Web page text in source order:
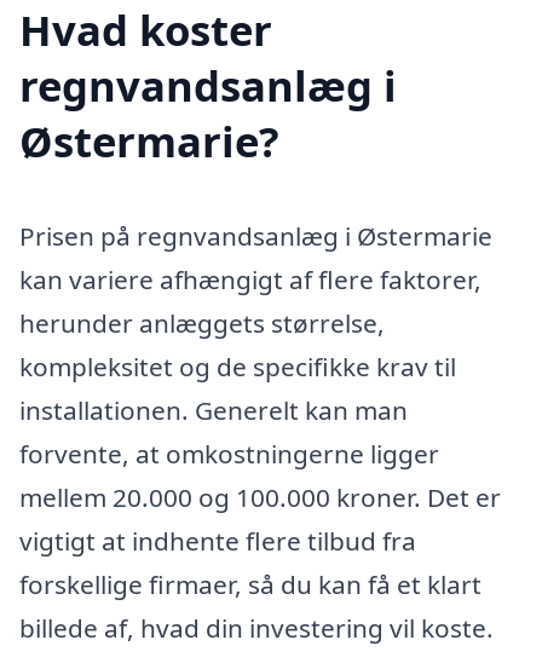
Hvad koster
regnvandsanlæg i
Østermarie?
Prisen på regnvandsanlæg i Østermarie
kan variere afhængigt af flere faktorer,
herunder anlæggets størrelse,
kompleksitet og de specifikke krav til
installationen. Generelt kan man
forvente, at omkostningerne ligger
mellem 20.000 og 100.000 kroner. Det er
vigtigt at indhente flere tilbud fra
forskellige firmaer, så du kan få et klart
billede af, hvad din investering vil koste.